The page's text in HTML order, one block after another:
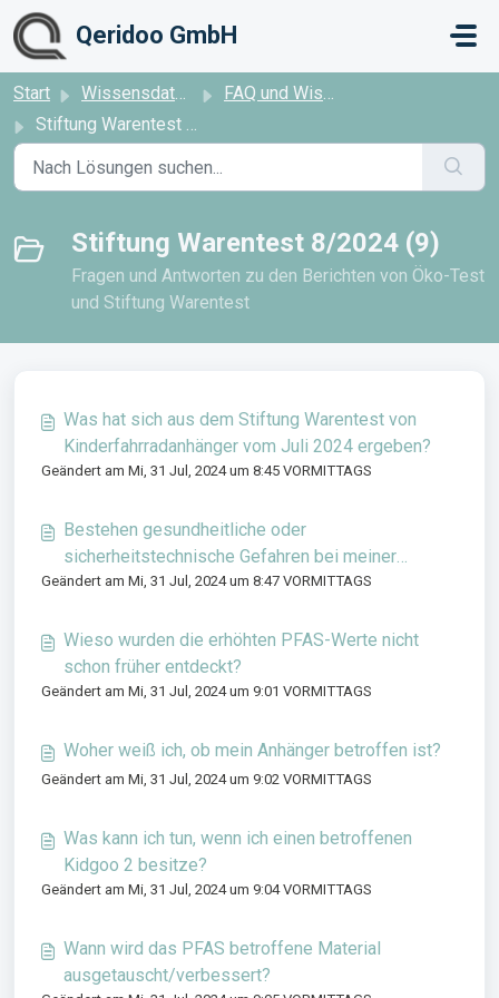
Zum hauptsächlichen Inhalt gehen
Qeridoo GmbH
Start Wissensdatenbank
FAQ und Wissensdatenbank
Stiftung Warentest 8/2024
Stiftung Warentest 8/2024 (9)
Fragen und Antworten zu den Berichten von Öko-Test
und Stiftung Warentest
Was hat sich aus dem Stiftung Warentest von
Kinderfahrradanhänger vom Juli 2024 ergeben?
Geändert am Mi, 31 Jul, 2024 um 8:45 VORMITTAGS
Bestehen gesundheitliche oder
sicherheitstechnische Gefahren bei meiner
Nutzung eines betroffenen Anhänger?
Geändert am Mi, 31 Jul, 2024 um 8:47 VORMITTAGS
Wieso wurden die erhöhten PFAS-Werte nicht
schon früher entdeckt?
Geändert am Mi, 31 Jul, 2024 um 9:01 VORMITTAGS
Woher weiß ich, ob mein Anhänger betroffen ist?
Geändert am Mi, 31 Jul, 2024 um 9:02 VORMITTAGS
Was kann ich tun, wenn ich einen betroffenen
Kidgoo 2 besitze?
Geändert am Mi, 31 Jul, 2024 um 9:04 VORMITTAGS
Wann wird das PFAS betroffene Material
ausgetauscht/verbessert?